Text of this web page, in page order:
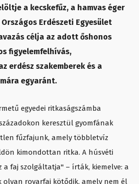
a kecskefűz, a hamvas éger
Erdészeti Egyesület
célja az adott őshonos
figyelemfelhívás,
erdész szakemberek és a
egyaránt.
egyedei ritkaságszámba
keresztül gyomfának
fűzfajunk, amely többletvíz
kimondottan ritka. A húsvéti
a faj szolgáltatja" – írták, kiemelve: a
olyan rovarfaj kötődik, amely nem él